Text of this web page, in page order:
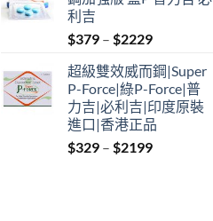
利吉
$379 – $2229Price
$379
through
$2229
超級雙效威而鋼|Super
P-Force|綠P-Force|普
力吉|必利吉|印度原裝
進口|香港正品
$329 – $2199Price